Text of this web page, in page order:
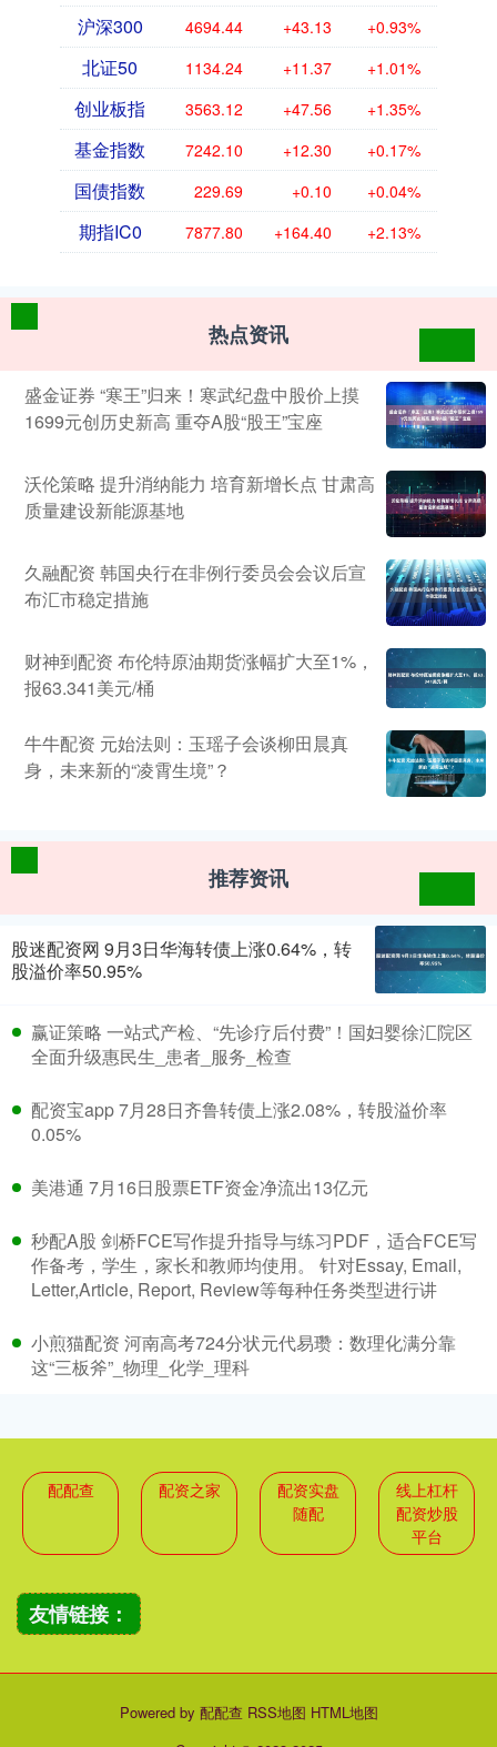
沪深300 4694.44 +43.13 +0.93%
北证50 1134.24 +11.37 +1.01%
创业板指 3563.12 +47.56 +1.35%
基金指数 7242.10 +12.30 +0.17%
国债指数 229.69 +0.10 +0.04%
期指IC0 7877.80 +164.40 +2.13%
热点资讯
盛金证券 “寒王”归来！寒武纪盘中股价上摸
1699元创历史新高 重夺A股“股王”宝座
沃伦策略 提升消纳能力 培育新增长点 甘肃高
质量建设新能源基地
久融配资 韩国央行在非例行委员会会议后宣
布汇市稳定措施
财神到配资 布伦特原油期货涨幅扩大至1%，
报63.341美元/桶
牛牛配资 元始法则：玉瑶子会谈柳田晨真
身，未来新的“凌霄生境”？
推荐资讯
股迷配资网 9月3日华海转债上涨0.64%，转
股溢价率50.95%
赢证策略 一站式产检、“先诊疗后付费”！国妇婴徐汇院区
全面升级惠民生_患者_服务_检查
配资宝app 7月28日齐鲁转债上涨2.08%，转股溢价率
0.05%
美港通 7月16日股票ETF资金净流出13亿元
秒配A股 剑桥FCE写作提升指导与练习PDF，适合FCE写
作备考，学生，家长和教师均使用。 针对Essay, Email,
Letter,Article, Report, Review等每种任务类型进行讲
小煎猫配资 河南高考724分状元代易瓒：数理化满分靠
这“三板斧”_物理_化学_理科
配配查 配资之家
配资实盘
随配
线上杠杆
配资炒股
平台
友情链接：
Powered by 配配查 RSS地图 HTML地图